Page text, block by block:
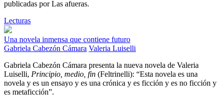
publicadas por Las afueras.
Lecturas
Una novela inmensa que contiene futuro
Gabriela Cabezón Cámara Valeria Luiselli
Gabriela Cabezón Cámara presenta la nueva novela de Valeria
Luiselli, Principio, medio, fin (Feltrinelli): “Esta novela es una
novela y es un ensayo y es una crónica y es ficción y es no ficción y
es metaficción”.